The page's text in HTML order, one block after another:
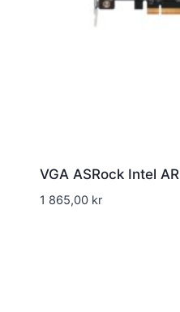
VGA ASRock Intel
1 865,00 kr